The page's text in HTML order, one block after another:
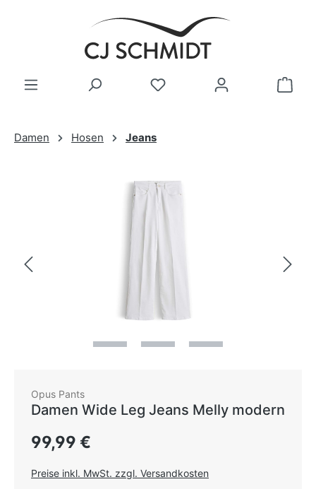
Zum Hauptinhalt springen
Damen Hosen Jeans
Bildergalerie überspringen
Opus Pants
Damen Wide Leg Jeans Melly modern
Regulärer Preis:
99,99 €
Preise inkl. MwSt. zzgl. Versandkosten